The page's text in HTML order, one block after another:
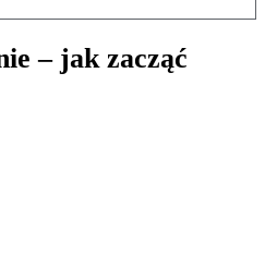
– jak zacząć